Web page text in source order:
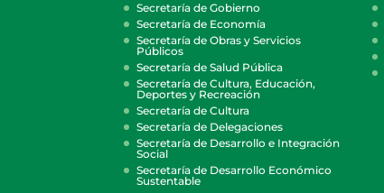
Secretaría de Gobierno
Secretaría de Economía
Secretaría de Obras y Servicios
Públicos
Secretaría de Salud Pública
Secretaría de Cultura, Educación,
Deportes y Recreación
Secretaría de Cultura
Secretaría de Delegaciones
Secretaría de Desarrollo e Integración
Social
Secretaría de Desarrollo Económico
Sustentable